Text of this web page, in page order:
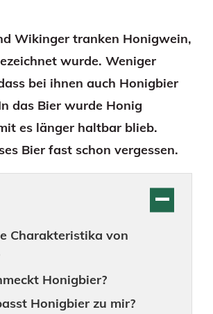
Wikinger tranken Honigwein,
wurde. Weniger
bei ihnen auch Honigbier
das Bier wurde Honig
es länger haltbar blieb.
Bier fast schon vergessen.
Charakteristika von
Honigbier?
Honigbier zu mir?